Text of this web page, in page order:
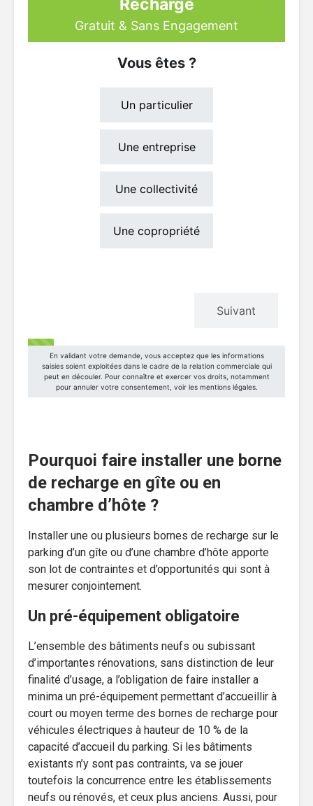
Pourquoi faire installer une borne
de recharge en gîte ou en
chambre d’hôte ?
Installer une ou plusieurs bornes de recharge sur le
parking d’un gîte ou d’une chambre d’hôte apporte
son lot de contraintes et d’opportunités qui sont à
mesurer conjointement.
Un pré-équipement obligatoire
L’ensemble des bâtiments neufs ou subissant
d’importantes rénovations, sans distinction de leur
finalité d’usage, a l’obligation de faire installer a
minima un pré-équipement permettant d’accueillir à
court ou moyen terme des bornes de recharge pour
véhicules électriques à hauteur de 10 % de la
capacité d’accueil du parking. Si les bâtiments
existants n’y sont pas contraints, va se jouer
toutefois la concurrence entre les établissements
neufs ou rénovés, et ceux plus anciens. Aussi, pour